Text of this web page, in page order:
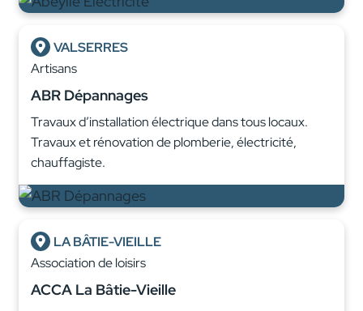
VALSERRES
Artisans
ABR Dépannages
Travaux d’installation électrique dans tous locaux.
Travaux et rénovation de plomberie, électricité,
chauffagiste.
LA BÂTIE-VIEILLE
Association de loisirs
ACCA La Bâtie-Vieille